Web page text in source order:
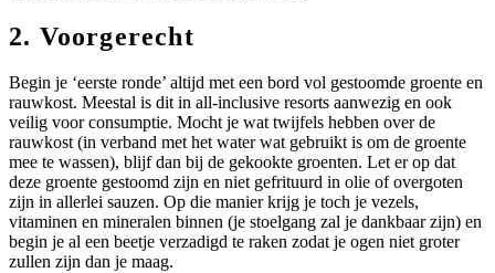
2. Voorgerecht
Begin je ‘eerste ronde’ altijd met een bord vol gestoomde groente en
rauwkost. Meestal is dit in all-inclusive resorts aanwezig en ook
veilig voor consumptie. Mocht je wat twijfels hebben over de
rauwkost (in verband met het water wat gebruikt is om de groente
mee te wassen), blijf dan bij de gekookte groenten. Let er op dat
deze groente gestoomd zijn en niet gefrituurd in olie of overgoten
zijn in allerlei sauzen. Op die manier krijg je toch je vezels,
vitaminen en mineralen binnen (je stoelgang zal je dankbaar zijn) en
begin je al een beetje verzadigd te raken zodat je ogen niet groter
zullen zijn dan je maag.